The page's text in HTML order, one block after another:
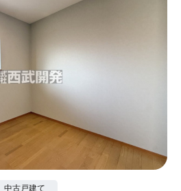
中古戸建て